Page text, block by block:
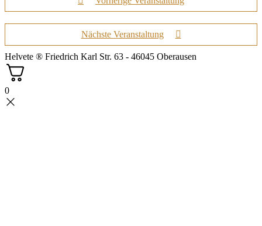
Nächste Veranstaltung
Helvete ® Friedrich Karl Str. 63 - 46045 Oberausen
0